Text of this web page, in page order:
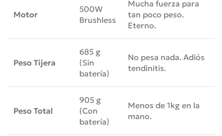
Motor
500W
Brushless
Mucha fuerza para
tan poco peso.
Eterno.
Peso Tijera
685 g
(Sin
batería)
No pesa nada. Adiós
tendinitis.
Peso Total
905 g
(Con
batería)
Menos de 1kg en la
mano.